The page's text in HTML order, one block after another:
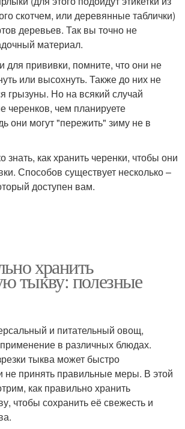
скотчем, или деревянные таблички)
деревьев. Так вы точно не
материал.
для прививки, помните, что они не
или высохнуть. Также до них не
грызуны. Но на всякий случай
черенков, чем планируете
они могут "пережить" зиму не в
знать, как хранить черенки, чтобы они
Способов существует несколько –
доступен вам.
хранить
тыкву: полезные
и питательный овощ,
в различных блюдах.
тыква может быстро
не принять правильные меры. В этой
как правильно хранить
чтобы сохранить её свежесть и